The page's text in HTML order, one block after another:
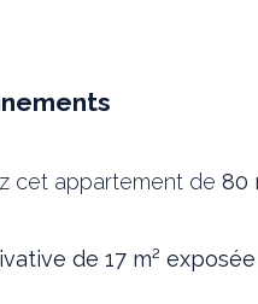
cet appartement de 80
de 17 m²